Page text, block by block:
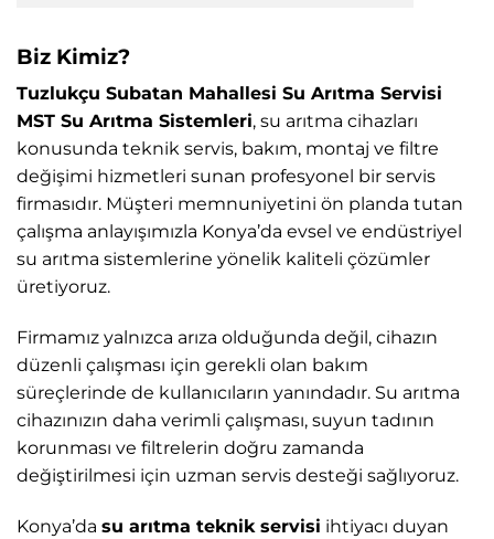
Biz Kimiz?
Tuzlukçu Subatan Mahallesi Su Arıtma Servisi
MST Su Arıtma Sistemleri, su arıtma cihazları
konusunda teknik servis, bakım, montaj ve filtre
değişimi hizmetleri sunan profesyonel bir servis
firmasıdır. Müşteri memnuniyetini ön planda tutan
çalışma anlayışımızla Konya’da evsel ve endüstriyel
su arıtma sistemlerine yönelik kaliteli çözümler
üretiyoruz.
Firmamız yalnızca arıza olduğunda değil, cihazın
düzenli çalışması için gerekli olan bakım
süreçlerinde de kullanıcıların yanındadır. Su arıtma
cihazınızın daha verimli çalışması, suyun tadının
korunması ve filtrelerin doğru zamanda
değiştirilmesi için uzman servis desteği sağlıyoruz.
Konya’da su arıtma teknik servisi ihtiyacı duyan